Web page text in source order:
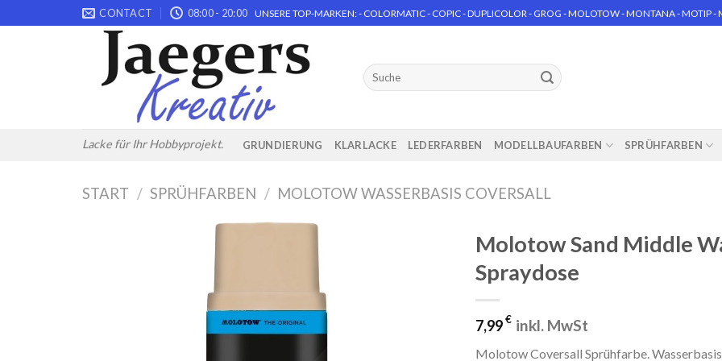
to
CONTACT 08:00 - 20:00 UNSERE TOP-MARKEN: - COLORMATIC - COPIC - DUPLICOLOR - GROG - MOLOTOW - MONTANA - MOTIP -
Lacke für Ihr Hobbyprojekt.
Suchen
nach:
GRUNDIERUNG KLARLACKE LEDERFARBEN MODELLBAUFARBEN SPRÜHFARBEN
START / SPRÜHFARBEN / MOLOTOW WASSERBASIS COVERSALL
Molotow Sand Middle
Spraydose
7,99€ inkl. MwSt
Molotow Coversall Sprühfarbe.